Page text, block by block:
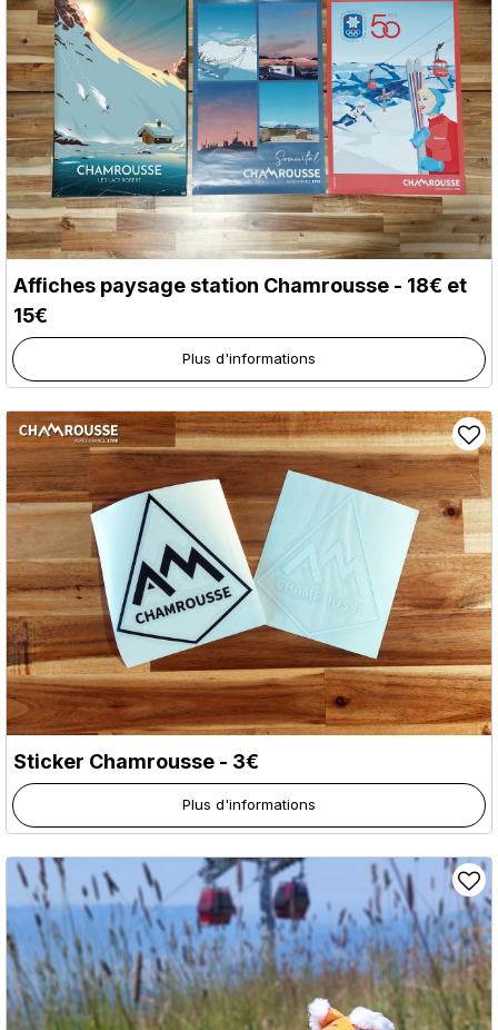
Affiches paysage station Chamrousse - 18€ et
15€
Plus d'informations
Sticker Chamrousse - 3€
Plus d'informations